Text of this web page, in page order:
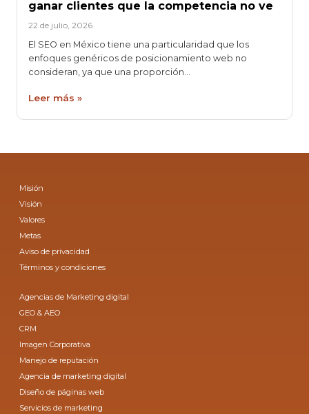
ganar clientes que la competencia no ve
22 de julio, 2026
El SEO en México tiene una particularidad que los
enfoques genéricos de posicionamiento web no
consideran, ya que una proporción…
Leer más »
Misión
Visión
Valores
Metas
Aviso de privacidad
Términos y condiciones
Agencias de Marketing digital
GEO & AEO
CRM
Imagen Corporativa
Manejo de reputación
Agencia de marketing digital
Diseño de páginas web
Servicios de marketing